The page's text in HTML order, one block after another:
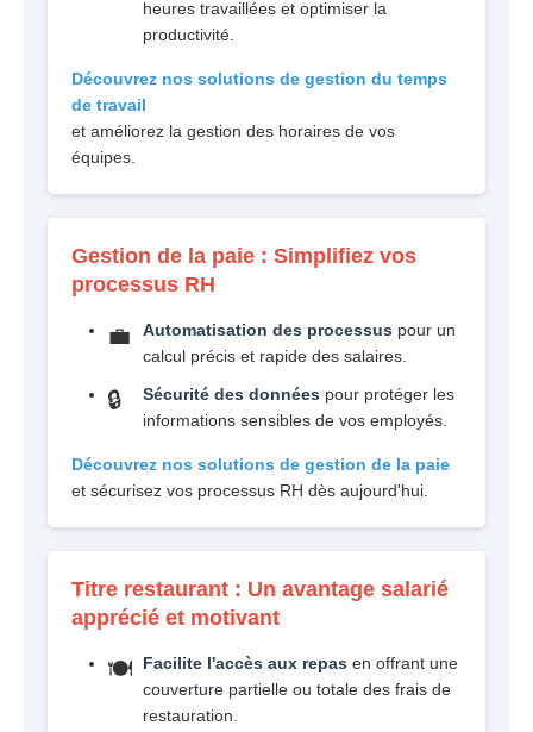
heures travaillées et optimiser la
productivité.
Découvrez nos solutions de gestion du temps
de travail
et améliorez la gestion des horaires de vos
équipes.
Gestion de la paie : Simplifiez vos
processus RH
💼 Automatisation des processus pour un
calcul précis et rapide des salaires.
🔒 Sécurité des données pour protéger les
informations sensibles de vos employés.
Découvrez nos solutions de gestion de la paie
et sécurisez vos processus RH dès aujourd'hui.
Titre restaurant : Un avantage salarié
apprécié et motivant
🍽️ Facilite l'accès aux repas en offrant une
couverture partielle ou totale des frais de
restauration.